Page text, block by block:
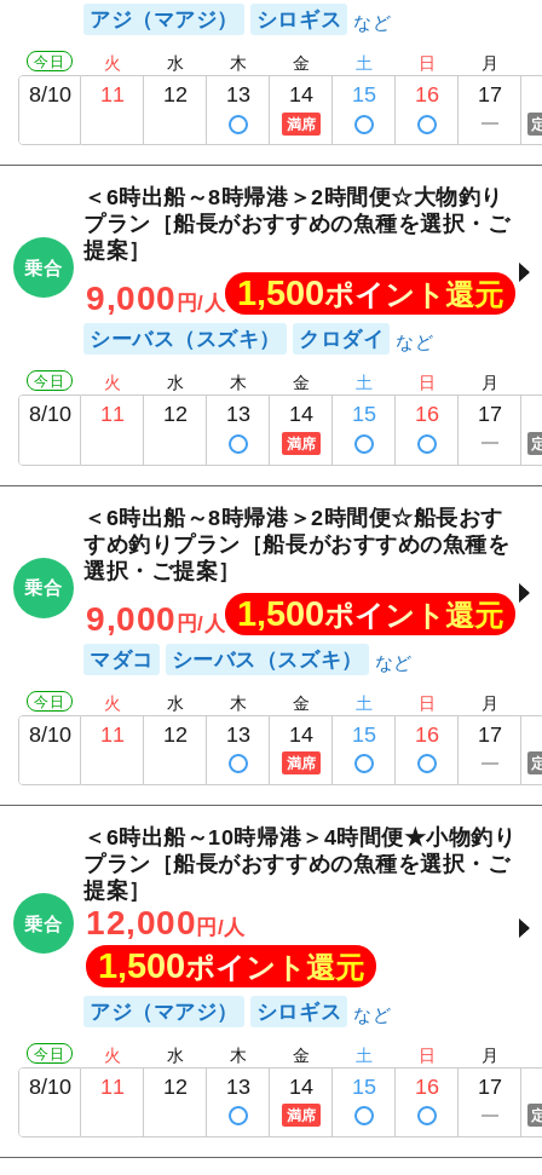
アジ（マアジ） シロギス
今日
8/10
火
11
水
12
木
13
金
14
満席
土
15
日
16
月
17
乗合
＜6時出船～8時帰港＞2時間便☆大物釣り
プラン［船長がおすすめの魚種を選択・ご
提案］
9,000 円/人 1,500ポイント還元
シーバス（スズキ） クロダイ
今日
8/10
火
11
水
12
木
13
金
14
満席
土
15
日
16
月
17
乗合
＜6時出船～8時帰港＞2時間便☆船長おす
すめ釣りプラン［船長がおすすめの魚種を
選択・ご提案］
9,000 円/人 1,500ポイント還元
マダコ シーバス（スズキ）
今日
8/10
火
11
水
12
木
13
金
14
満席
土
15
日
16
月
17
乗合
＜6時出船～10時帰港＞4時間便★小物釣り
プラン［船長がおすすめの魚種を選択・ご
提案］
12,000 円/人
1,500ポイント還元
アジ（マアジ） シロギス
今日
8/10
火
11
水
12
木
13
金
14
満席
土
15
日
16
月
17